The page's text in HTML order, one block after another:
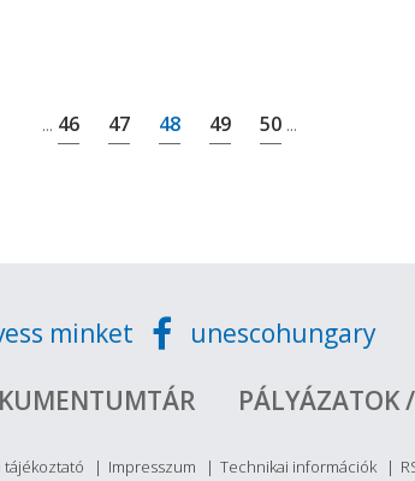
... 46 47 48 49 50 ...
minket
unescohungary
PÁLYÁZATOK
tájékoztató Impresszum Technikai információk